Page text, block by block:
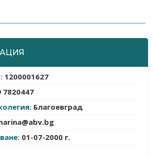
1200001627
7820447
Благоевград
01-07-2000 г.